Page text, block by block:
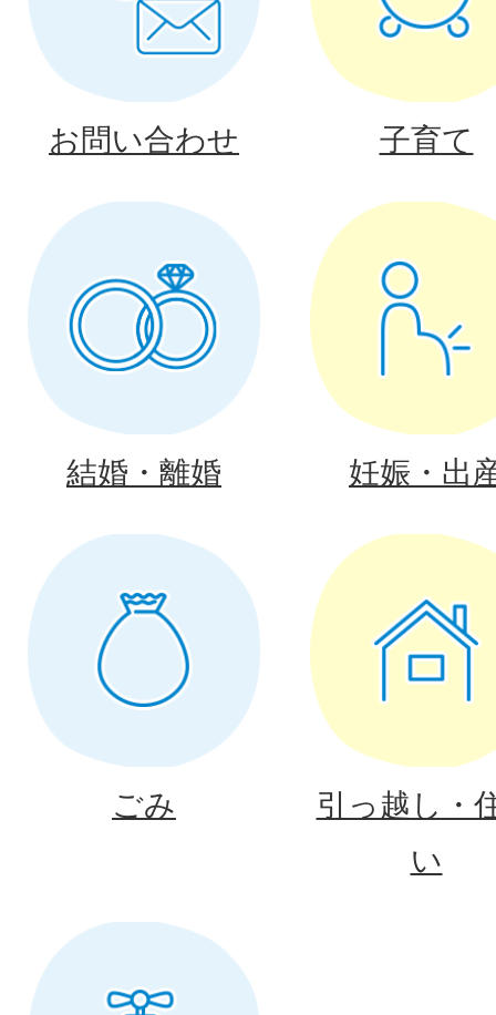
お問い合わせ 子育て
結婚・離婚 妊娠・出
ごみ
引っ越し・
い